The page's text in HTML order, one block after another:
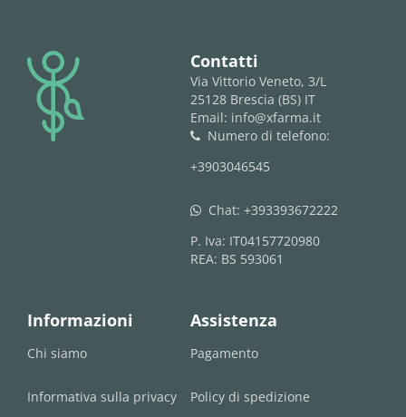
logo Contatti
Via Vittorio Veneto, 3/L
25128 Brescia (BS) IT
Email: info@xfarma.it
phone
Numero di telefono:
+3903046545
whatsapp Chat: +393393672222
P. Iva: IT04157720980
REA: BS 593061
Informazioni
Chi siamo
Informativa sulla privacy
Assistenza
Pagamento
Policy di spedizione